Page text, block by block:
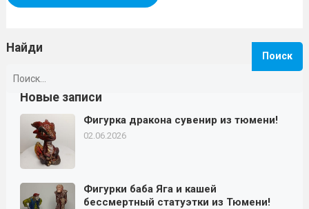
Найди
Новые записи
Фигурка дракона сувенир из тюмени!
02.06.2026
Фигурки баба Яга и кашей
бессмертный статуэтки из Тюмени!